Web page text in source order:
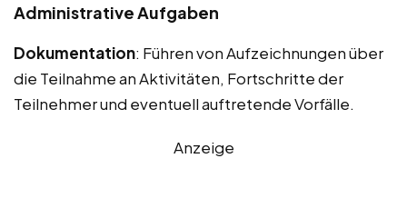
Administrative Aufgaben
Dokumentation: Führen von Aufzeichnungen über
die Teilnahme an Aktivitäten, Fortschritte der
Teilnehmer und eventuell auftretende Vorfälle.
Anzeige